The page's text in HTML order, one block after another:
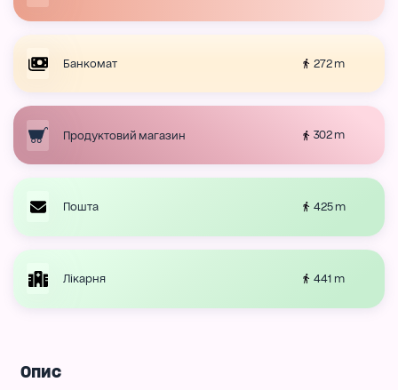
Банкомат 272 m
Продуктовий магазин 302 m
Пошта 425 m
Лікарня 441 m
Опис